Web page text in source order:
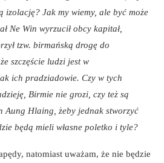
izolację? Jak my wiemy, ale być może
Ne Win wyrzucił obcy kapitał,
tzw. birmańską drogę do
szczęście ludzi jest w
ich pradziadowie. Czy w tych
Birmie nie grozi, czy też są
Aung Hlaing, żeby jednak stworzyć
będą mieli własne poletko i tyle?
natomiast uważam, że nie będzie